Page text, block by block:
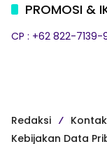
PROMOSI &
CP : +62 822-7139-
Redaksi Kontak
Kebijakan Data